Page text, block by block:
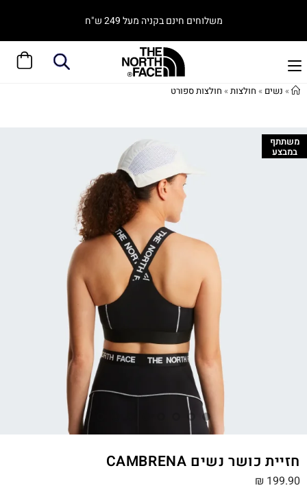
משלוחים חינם בקניה מעל 249 ש"ח
» נשים » חולצות» חולצות ספורט
משתתף
במבצע
חזיית כושר נשים CAMBRENA
₪ 199.90